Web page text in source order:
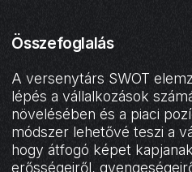
Összefoglalás
A versenytárs SWOT
lépés a vállalkozások
növelésében és a piaci
módszer lehetővé teszi a
hogy átfogó képet
erősségeiről,